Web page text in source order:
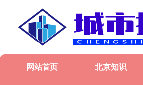
网站首页 北京知识